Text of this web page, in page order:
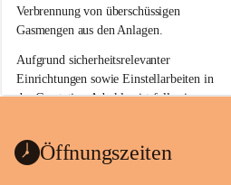
Verbrennung von überschüssigen
Gasmengen aus den Anlagen.
Aufgrund sicherheitsrelevanter
Einrichtungen sowie Einstellarbeiten in
der Gasstation Aderklaa ist fallweise
kommenden Tagen und Wochen wird
Öffnungszeiten